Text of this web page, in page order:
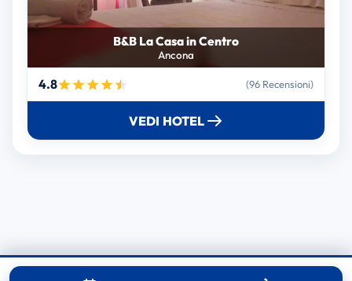
B&B La Casa in Centro
Ancona
4.8 (96 Recensioni)
VEDI HOTEL